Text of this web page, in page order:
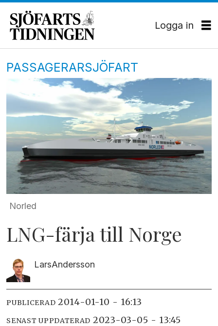
Logga in
PASSAGERARSJÖFART
Norled
LNG-färja till Norge
LarsAndersson
PUBLICERAD 2014-01-10 - 16:13
SENAST UPPDATERAD 2023-03-05 - 13:45